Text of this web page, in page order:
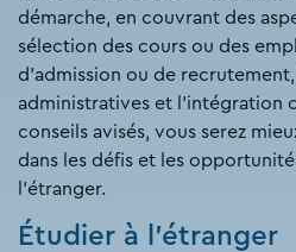
démarche, en couvrant des
sélection des cours ou des
d'admission ou de
administratives et l'intégration
conseils avisés, vous serez
dans les défis et les
l'étranger.
Étudier à l'étranger